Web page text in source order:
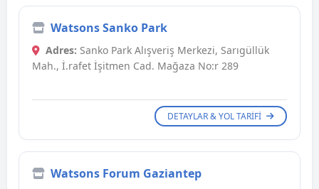
Watsons Sanko Park
Adres: Sanko Park Alışveriş Merkezi, Sarıgüllük
Mah., İ.rafet İşitmen Cad. Mağaza No:r 289
DETAYLAR & YOL TARIFI
Watsons Forum Gaziantep